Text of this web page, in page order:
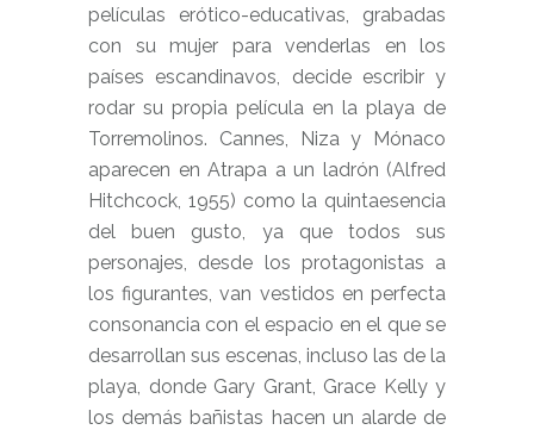
películas erótico-educativas, grabadas
con su mujer para venderlas en los
países escandinavos, decide escribir y
rodar su propia película en la playa de
Torremolinos. Cannes, Niza y Mónaco
aparecen en Atrapa a un ladrón (Alfred
Hitchcock, 1955) como la quintaesencia
del buen gusto, ya que todos sus
personajes, desde los protagonistas a
los figurantes, van vestidos en perfecta
consonancia con el espacio en el que se
desarrollan sus escenas, incluso las de la
playa, donde Gary Grant, Grace Kelly y
los demás bañistas hacen un alarde de